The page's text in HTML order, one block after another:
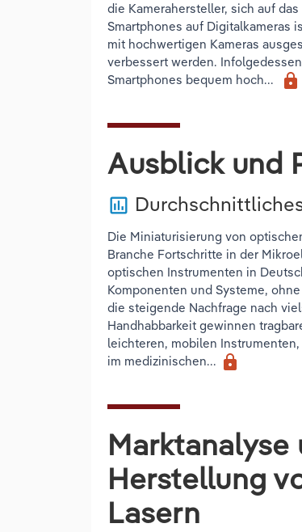
die Kamerahersteller, sich auf
Smartphones auf Digitalkameras
mit hochwertigen Kameras
verbessert werden.
Smartphones bequem hoch...
lock
Ausblick und
poll
Die Miniaturisierung von
Branche Fortschritte in der
optischen Instrumenten in
Komponenten und Systeme,
die steigende Nachfrage nach
Handhabbarkeit gewinnen
leichteren, mobilen
im medizinischen... lock
Herstellung
Lasern